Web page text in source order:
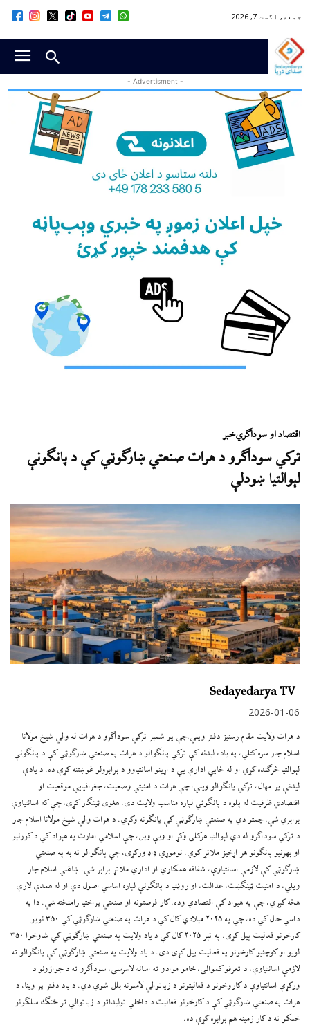
جمعه, اگست 7, 2026
- Advertisment -
اقتصاد او سوداګريخبر
ترکي سوداګرو د هرات صنعتي ښارګوټي کې د پانګونې
لېوالتیا ښودلې
Sedayedarya TV
2026-01-06
د هرات ولایت مقام رسنیز دفتر ويلي،چې يو شمېر ترکي سوداګرو د هرات له والي شیخ مولانا
اسلام‌ جار سره کتلي، په ياده لیدنه کې ترکي پانګوالو د هرات په صنعتي ښارګوټي کې د پانګونې
لېوالتیا څرګنده کړي او له ځايي ادارې یې د اړینو اسانتیاوو د برابرولو غوښتنه کړې ده. د یادې
لیدنې پر مهال، ترکي پانګوالو ویلي، چې هرات د امنیتي وضعیت، جغرافیایي موقعیت او
اقتصادي ظرفیت له پلوه د پانګوني لپاره مناسب ولایت دی. هغوی ټینګار کړی، چې که اسانتیاوې
برابري شي، چمتو دي په صنعتي ښارګوټي کې پانګونه وکړي. د هرات والي شیخ مولانا اسلام‌ جار
د ترکي سوداګرو له دې لېوالتیا هرکلی وکړ او ویې ویل، چې اسلامي امارت په هېواد کي د کورنیو
او بهرنیو پانګونو هر اړخیز ملاتړ کوي. نوموړي ډاډ ورکړی، چې پانګوالو ته به په صنعتي
ښارګوټي کې لازمې اسانتیاوې، شفافه همکاري او اداري ملاتړ برابر شي. ښاغلي اسلام جار
ويلي، د امنیت ټینګښت، عدالت، او روڼتیا د پانګونې لپاره اساسي اصول دي او له همدې لارې
هڅه کېږي، چې په هيواد کې اقتصادي وده، کار فرصتونه او صنعتي پراختیا رامنځته شي. دا په
داسي حال کي ده، چي په ۲۰۲۵ ميلادي کال کي د هرات په صنعتي ښارګوټي کي ۳۵۰ نويو
کارخونو فعالیت پیل کړی. په تېر ۲۰۲۵ کال کې د یاد ولایت په صنعتي ښارګوټي کې شاوخوا ۳۵۰
لویو او کوچنیو کارخونو په فعالیت پیل کړی دی. د یاد ولایت په صنعتي ښارګوټي کې پانګوالو ته
لازمې اسانتیاوې، د تعرفو کموالی، خامو موادو ته اسانه لاسرسی، سوداګرو ته د جوازونو د
ورکړې اسانتیاوې د کاروخونو د فعالیتونو د زیاتوالي لاملونه بلل شوي دي. د یاد دفتر پر وینا، د
هرات په صنعتي ښارګوټي کې د کارخونو فعالیت د داخلي تولیداتو د زیاتوالي تر څنګ سلګونو
خلکو ته د کار زمینه هم برابره کړې ده.